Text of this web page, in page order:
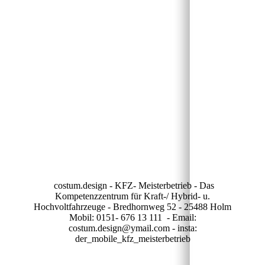
costum.design - KFZ- Meisterbetrieb - Das
Kompetenzzentrum für Kraft-/ Hybrid- u.
Hochvoltfahrzeuge - Bredhornweg 52 - 25488 Holm
Mobil: 0151- 676 13 111 - Email:
costum.design@ymail.com - insta:
der_mobile_kfz_meisterbetrieb